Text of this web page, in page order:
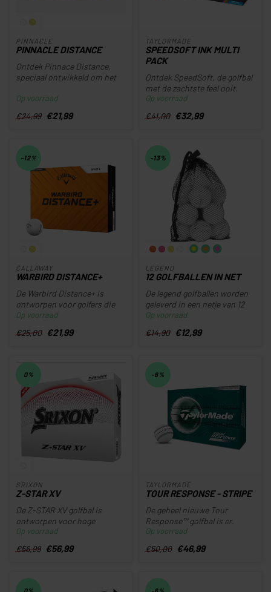
PINNACLE
PINNACLE DISTANCE
Ontdek Pinnace Distance,
speciaal ontwikkeld om het
Op voorraad
€24,99 €21,99
TAYLORMADE
SPEEDSOFT INK MULTI
PACK
Ontdek SpeedSoft, de golfbal
met de zachtste feel ooit.
Dankzij geavanceerde PWR...
Op voorraad
€41,00 €32,99
-12%
CALLAWAY
WARBIRD DISTANCE+
De Warbird Distance+ is
ontworpen voor golfers die
maximale snelheid en afstand
Op voorraad
€25,00 €21,99
-13%
LEGEND
12 GOLFBALLEN IN NET
De legend golfballen worden
geleverd in een netje van 12
stuks.
Op voorraad
€14,90 €12,99
0%
SRIXON
Z-STAR XV
De Z-STAR XV golfbal is
ontworpen voor hoge
balsnelheden en levert
Op voorraad
€56,99 €56,99
-6%
TAYLORMADE
TOUR RESPONSE - STRIPE
De geheel nieuwe Tour
Response™ golfbal is er.
Ontwikkeld om je te helpen
Op voorraad
€50,00 €46,99